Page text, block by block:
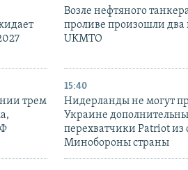
Возле нефтяного
проливе произошли два
UKMTO
трем
15:40
Нидерланды не могут
Украине
перехватчики Patriot из
Минобороны страны